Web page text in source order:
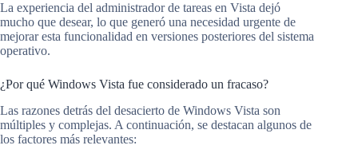
La experiencia del administrador de tareas en Vista dejó
mucho que desear, lo que generó una necesidad urgente de
mejorar esta funcionalidad en versiones posteriores del sistema
operativo.
¿Por qué Windows Vista fue considerado un fracaso?
Las razones detrás del desacierto de Windows Vista son
múltiples y complejas. A continuación, se destacan algunos de
los factores más relevantes: